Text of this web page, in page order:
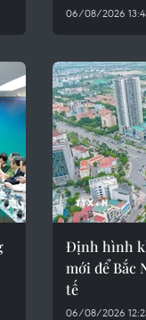
06/08/2026
Định hình
mới để Bắc
tế
06/08/2026